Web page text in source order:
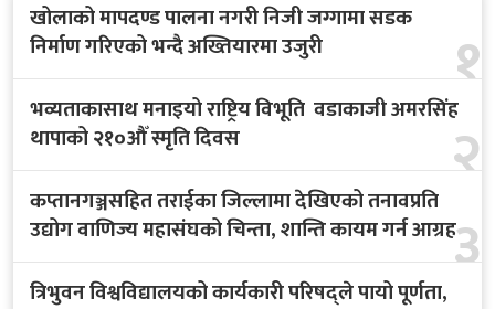
१
खोलाको मापदण्ड पालना नगरी निजी जग्गामा सडक
निर्माण गरिएको भन्दै अख्तियारमा उजुरी
२
भव्यताकासाथ मनाइयो राष्ट्रिय विभूति वडाकाजी अमरसिंह
थापाको २१०औँ स्मृति दिवस
३
कप्तानगञ्जसहित तराईका जिल्लामा देखिएको तनावप्रति
उद्योग वाणिज्य महासंघको चिन्ता, शान्ति कायम गर्न आग्रह
त्रिभुवन विश्वविद्यालयको कार्यकारी परिषद्ले पायो पूर्णता,